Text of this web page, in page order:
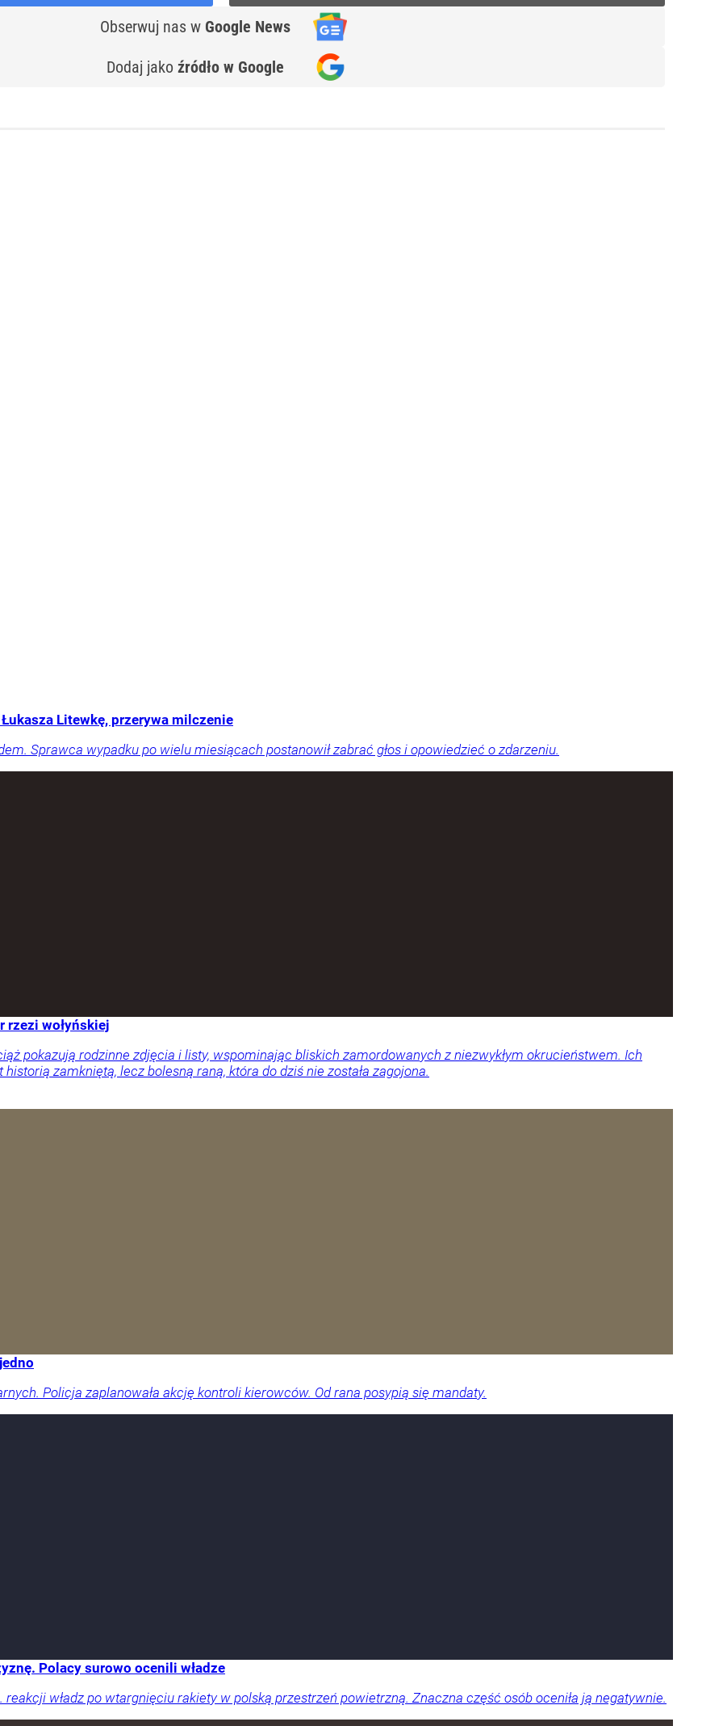
Obserwuj nas w Google News
Dodaj jako źródło w Google
Litewkę, przerywa milczenie
Sprawca wypadku po wielu miesiącach postanowił zabrać głos i opowiedzieć o zdarzeniu.
rzezi wołyńskiej
pokazują rodzinne zdjęcia i listy, wspominając bliskich zamordowanych z niezwykłym okrucieństwem. Ich
zamkniętą, lecz bolesną raną, która do dziś nie została zagojona.
Policja zaplanowała akcję kontroli kierowców. Od rana posypią się mandaty.
Polacy surowo ocenili władze
władz po wtargnięciu rakiety w polską przestrzeń powietrzną. Znaczna część osób oceniła ją negatywnie.